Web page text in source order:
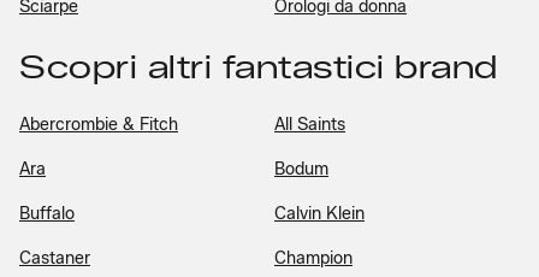
Sciarpe Orologi da donna
Scopri altri fantastici brand
Abercrombie & Fitch All Saints
Ara Bodum
Buffalo Calvin Klein
Castaner Champion